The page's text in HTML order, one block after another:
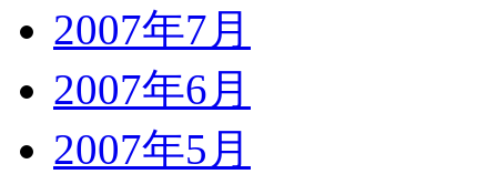
2007年7月
2007年6月
2007年5月